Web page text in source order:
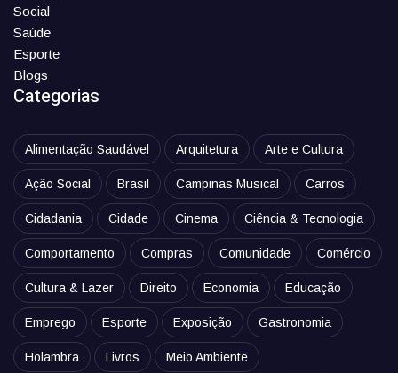
Social
Saúde
Esporte
Blogs
Categorias
Alimentação Saudável Arquitetura Arte e Cultura
Ação Social Brasil Campinas Musical Carros
Cidadania Cidade Cinema Ciência & Tecnologia
Comportamento Compras Comunidade Comércio
Cultura & Lazer Direito Economia Educação
Emprego Esporte Exposição Gastronomia
Holambra Livros Meio Ambiente